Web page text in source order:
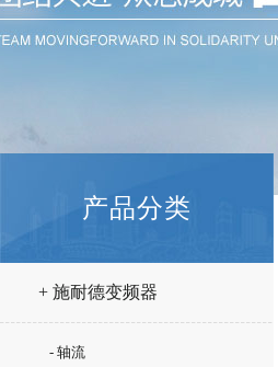
产品分类
+ 施耐德变频器
- 轴流